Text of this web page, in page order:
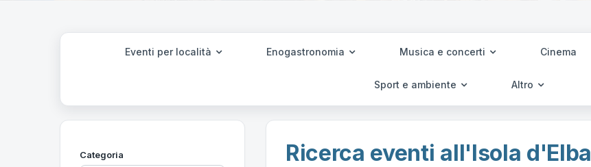
Eventi per località Enogastronomia Musica e concerti Cinema
Sport e ambiente Altro
Categoria Ricerca eventi all'Isola d'Elba